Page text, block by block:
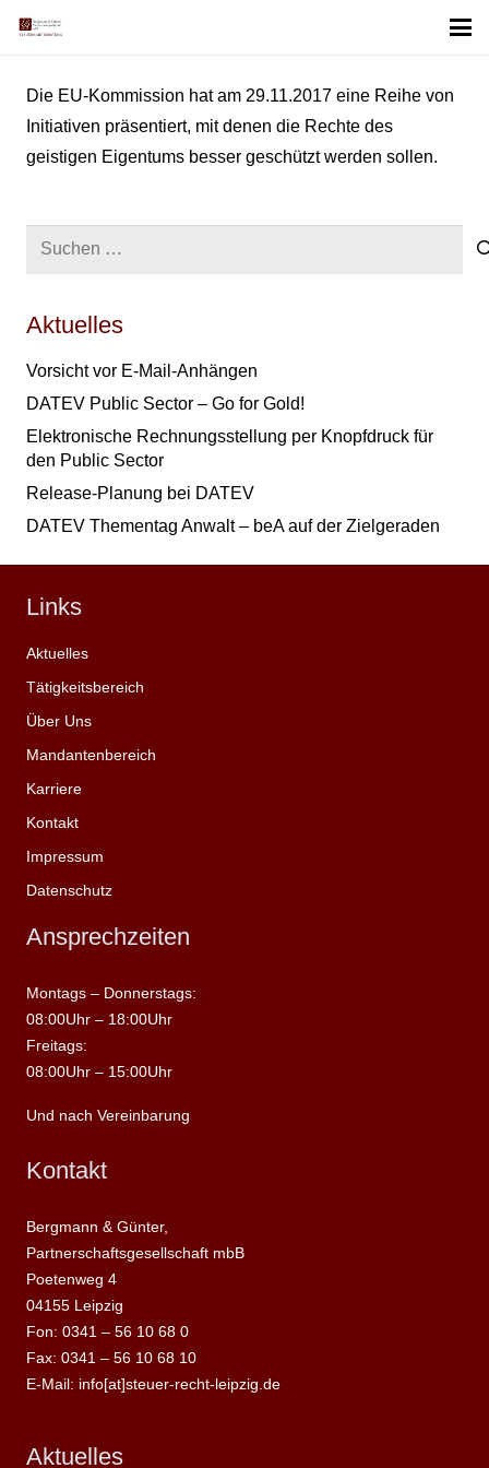
Die EU-Kommission hat am 29.11.2017 eine Reihe von
Initiativen präsentiert, mit denen die Rechte des
geistigen Eigentums besser geschützt werden sollen.
Suchen
Aktuelles
Vorsicht vor E-Mail-Anhängen
DATEV Public Sector – Go for Gold!
Elektronische Rechnungsstellung per Knopfdruck für
den Public Sector
Release-Planung bei DATEV
DATEV Thementag Anwalt – beA auf der Zielgeraden
Links
Aktuelles
Tätigkeitsbereich
Über Uns
Mandantenbereich
Karriere
Kontakt
Impressum
Datenschutz
Ansprechzeiten
Montags – Donnerstags:
08:00Uhr – 18:00Uhr
Freitags:
08:00Uhr – 15:00Uhr
Und nach Vereinbarung
Kontakt
Bergmann & Günter,
Partnerschaftsgesellschaft mbB
Poetenweg 4
04155 Leipzig
Fon: 0341 – 56 10 68 0
Fax: 0341 – 56 10 68 10
E-Mail: info[at]steuer-recht-leipzig.de
Aktuelles